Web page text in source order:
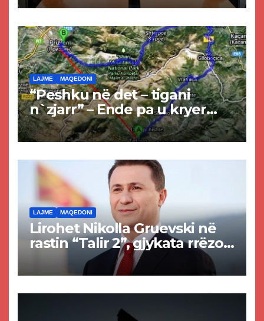
LAJME MAQEDONI
“Peshku në det – tigani
n`zjarr” – Ende pa u kryer
projekti i tunelit, komuna e
Tetovës nis punimet për
LAJME MAQEDONI
Lirohet Nikolla Gruevski në
rastin “Talir 2”, gjykata rrëzon
akuzat për ndërtimin e
paligjshëm të selisë së